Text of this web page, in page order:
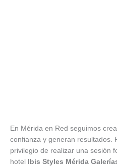
En Mérida en Red seguimos
confianza y generan resultados.
privilegio de realizar una sesión
hotel Ibis Styles Mérida